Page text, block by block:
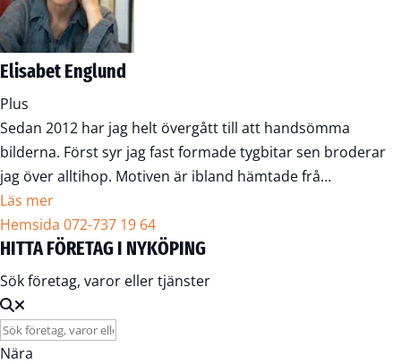
Elisabet Englund
Plus
Sedan 2012 har jag helt övergått till att handsömma
bilderna. Först syr jag fast formade tygbitar sen broderar
jag över alltihop. Motiven är ibland hämtade frå…
Läs mer
Hemsida 072-737 19 64
HITTA FÖRETAG I NYKÖPING
Sök företag, varor eller tjänster
Nära